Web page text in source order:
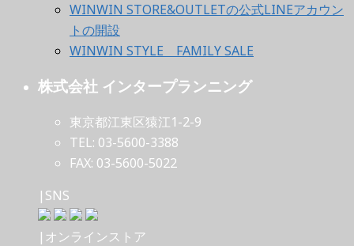
WINWIN STORE&OUTLETの公式LINEアカウン
トの開設
WINWIN STYLE FAMILY SALE
株式会社 インタープランニング
東京都江東区猿江1-2-9
TEL: 03-5600-3388
FAX: 03-5600-5022
|SNS
|オンラインストア